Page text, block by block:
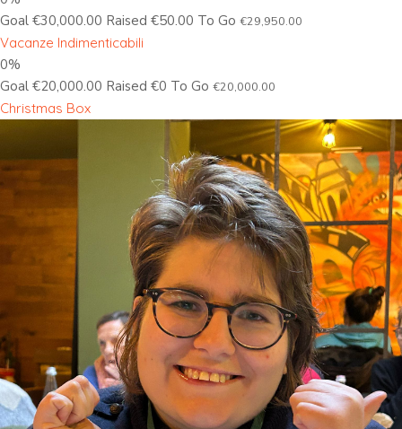
Goal €30,000.00 Raised €50.00 To Go €29,950.00
Vacanze Indimenticabili
0%
Goal €20,000.00 Raised €0 To Go €20,000.00
Christmas Box